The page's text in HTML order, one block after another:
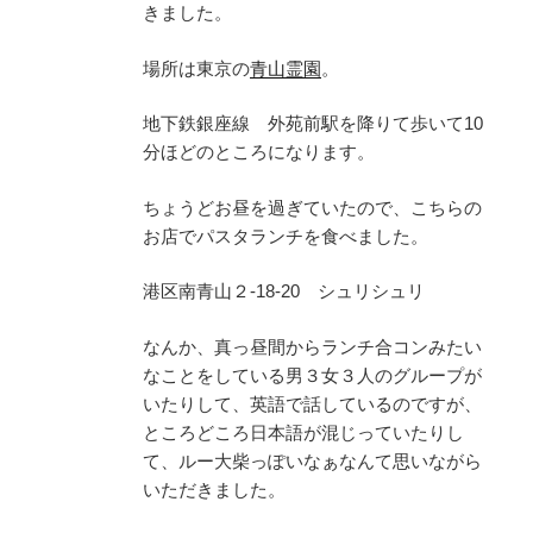
きました。
場所は東京の青山霊園。
地下鉄銀座線 外苑前駅を降りて歩いて10
分ほどのところになります。
ちょうどお昼を過ぎていたので、こちらの
お店でパスタランチを食べました。
港区南青山２-18-20 シュリシュリ
なんか、真っ昼間からランチ合コンみたい
なことをしている男３女３人のグループが
いたりして、英語で話しているのですが、
ところどころ日本語が混じっていたりし
て、ルー大柴っぽいなぁなんて思いながら
いただきました。